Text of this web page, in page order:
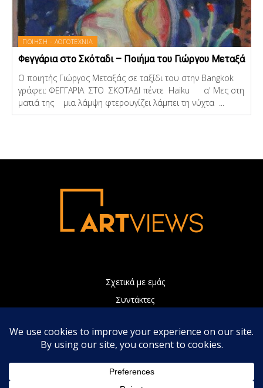
ΠΟΙΗΣΗ - ΛΟΓΟΤΕΧΝΙΑ
Φεγγάρια στο Σκόταδι – Ποιήμα του Γιώργου Μεταξά
Ο ποιητής Γιώργος Μεταξάς σε ταξίδι του στην Bangkok
γράφει: ΦΕΓΓΑΡΙΑ ΣΤΟ ΣΚΟΤΑΔΙ πέντε Haiku α' Μες στη
ματιά της μια λάμψη φτερουγίζει λάμπει τη νύχτα ...
Σχετικά με εμάς
Συντάκτες
Πολιτική Απορρήτου
Επικοινωνία
Η ιστοσελίδα μας χρησιμοποιεί Cookies τα οποία συνεισφέρουν